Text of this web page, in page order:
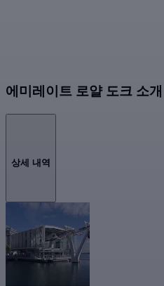
에미레이트 로얄 도크 소개
상세 내역